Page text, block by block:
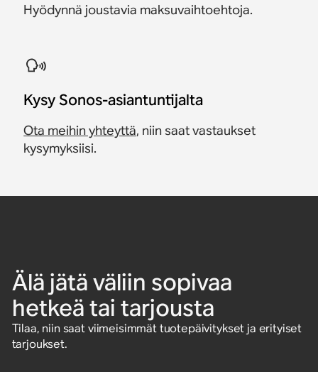
Hyödynnä joustavia maksuvaihtoehtoja.
Kysy Sonos-asiantuntijalta
Ota meihin yhteyttä, niin saat vastaukset
kysymyksiisi.
Älä jätä väliin sopivaa
hetkeä tai tarjousta
Tilaa, niin saat viimeisimmät tuotepäivitykset ja erityiset
tarjoukset.